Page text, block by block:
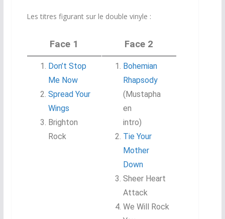
Les titres figurant sur le double vinyle :
Face 1 Face 2
Don’t Stop
Me Now
Spread Your
Wings
Brighton
Rock
Bohemian
Rhapsody
(Mustapha
en
intro)
Tie Your
Mother
Down
Sheer Heart
Attack
We Will Rock